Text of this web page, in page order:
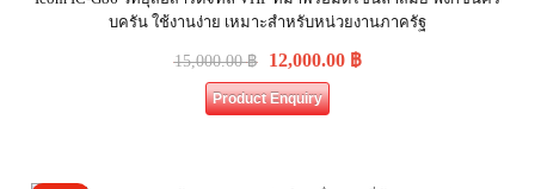
บครัน ใช้งานง่าย เหมาะสำหรับหน่วยงานภาครัฐ
15,000.00฿ 12,000.00 ฿
Product Enquiry